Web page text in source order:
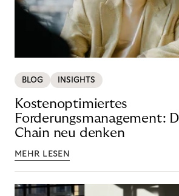
BLOG INSIGHTS
Kostenoptimiertes
Forderungsmanagement:
Chain neu denken
MEHR LESEN